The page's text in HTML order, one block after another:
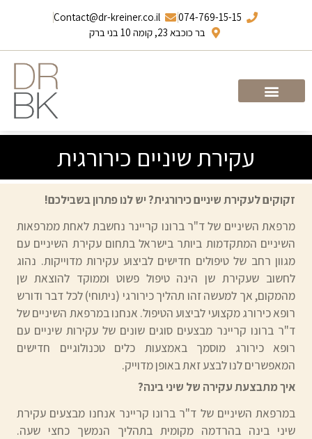
074-769-15-15
Contact@dr-kreiner.co.il
בר כוכבא 23, קומה 10 בני ברק
עקירת שיניים כירורגית
זקוקים לעקירת שיניים כירורגית? יש לנו פתרון בשבילכם!
מרפאת השיניים של ד"ר ברונו קריינר נחשבת לאחת ממרפאות
השיניים המתקדמות ביותר בישראל בתחום עקירת השיניים עם
מגוון רחב של טיפולים חדישים לביצוע עקירות מדוייקות. נהוג
לחשוב שעקירת שן הינה טיפול פשוט וממוקד להוצאת שן
מהמקום, אך למעשה זהו תהליך כירורגי (ניתוחי) לכל דבר ודורש
רופא כירורג מקצועי לביצוע הטיפול. אנחנו במרפאת השיניים של
ד"ר ברונו קריינר מבצעים סוגים שונים של עקירות שיניים עם
רופא כירורג מוסמך באמצעות כלים טכנולוגיים חדישים
המאפשרים לנו לבצע זאת באופן מדוייק.
איך מתבצעת עקירה של שיני בינה?
במרפאת השיניים של ד"ר ברונו קריינר אנחנו מבצעים עקירת
שיני בינה בהרדמה מקומית בתהליך הנמשך כחצי שעה.